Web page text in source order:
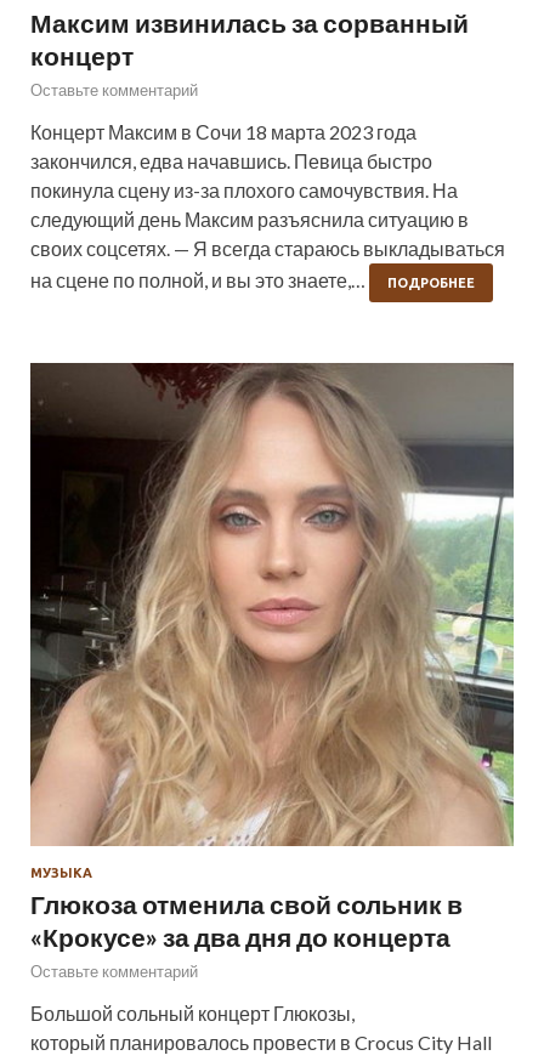
Максим извинилась за сорванный
концерт
Оставьте комментарий
Концерт Максим в Сочи 18 марта 2023 года
закончился, едва начавшись. Певица быстро
покинула сцену из-за плохого самочувствия. На
следующий день Максим разъяснила ситуацию в
своих соцсетях. — Я всегда стараюсь выкладываться
на сцене по полной, и вы это знаете,…
ПОДРОБНЕЕ
МУЗЫКА
Глюкоза отменила свой сольник в
«Крокусе» за два дня до концерта
Оставьте комментарий
Большой сольный концерт Глюкозы,
который планировалось провести в Crocus City Hall